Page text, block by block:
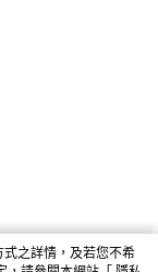
之詳情，及若您不希